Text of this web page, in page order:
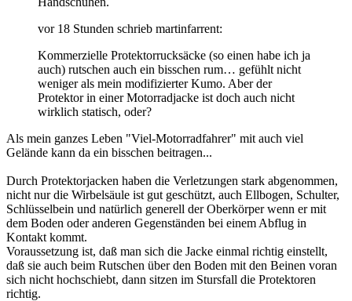
vor 18 Stunden schrieb martinfarrent:
Kommerzielle Protektorrucksäcke (so einen habe ich ja
auch) rutschen auch ein bisschen rum… gefühlt nicht
weniger als mein modifizierter Kumo. Aber der
Protektor in einer Motorradjacke ist doch auch nicht
wirklich statisch, oder?
Als mein ganzes Leben "Viel-Motorradfahrer" mit auch viel
Gelände kann da ein bisschen beitragen...
Durch Protektorjacken haben die Verletzungen stark abgenommen,
nicht nur die Wirbelsäule ist gut geschützt, auch Ellbogen, Schulter,
Schlüsselbein und natürlich generell der Oberkörper wenn er mit
dem Boden oder anderen Gegenständen bei einem Abflug in
Kontakt kommt.
Voraussetzung ist, daß man sich die Jacke einmal richtig einstellt,
daß sie auch beim Rutschen über den Boden mit den Beinen voran
sich nicht hochschiebt, dann sitzen im Stursfall die Protektoren
richtig.